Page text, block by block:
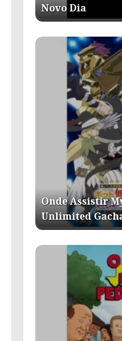
Novo Dia
Onde Assistir
Unlimited